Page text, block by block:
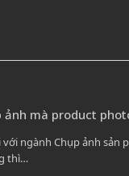
ảnh mà product
ngành Chụp ảnh sản
thì…